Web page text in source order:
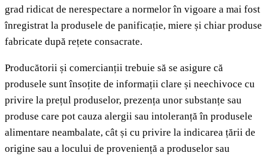
grad ridicat de nerespectare a normelor în vigoare a mai fost
înregistrat la produsele de panificație, miere și chiar produse
fabricate după rețete consacrate.
Producătorii și comercianții trebuie să se asigure că
produsele sunt însoțite de informații clare și neechivoce cu
privire la prețul produselor, prezența unor substanțe sau
produse care pot cauza alergii sau intoleranță în produsele
alimentare neambalate, cât și cu privire la indicarea țării de
origine sau a locului de proveniență a produselor sau